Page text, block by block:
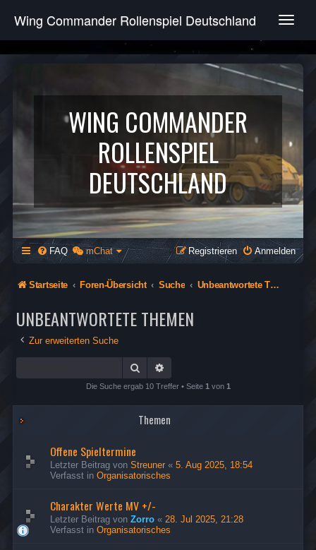
T
g
e
v
g
a
t
i
o
n
Wing Commander Rollenspiel Deutschland
WING COMMANDER
ROLLENSPIEL
DEUTSCHLAND
FAQ mChat Anmelden
Registrieren
Startseite Foren-Übersicht Suche Unbeantwortete Themen
UNBEANTWORTETE THEMEN
Zur erweiterten Suche
Suche
Die Suche ergab 10 Treffer • Seite 1 von 1
Themen
Offene Spieltermine
Letzter Beitrag von Streuner « 5. Aug 2025, 18:54
Verfasst in Organisatorisches
Charakter Werte MV +/-
Letzter Beitrag von Zorro « 28. Jul 2025, 21:28
Verfasst in Organisatorisches